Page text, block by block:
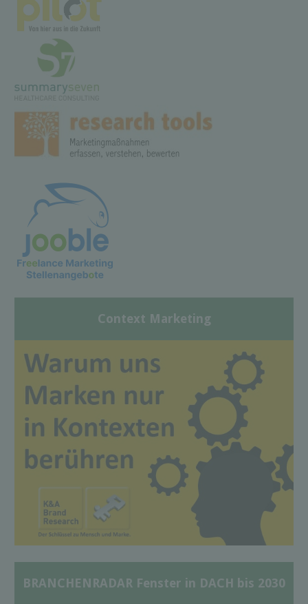
Context Marketing
BRANCHENRADAR Fenster in DACH bis 2030